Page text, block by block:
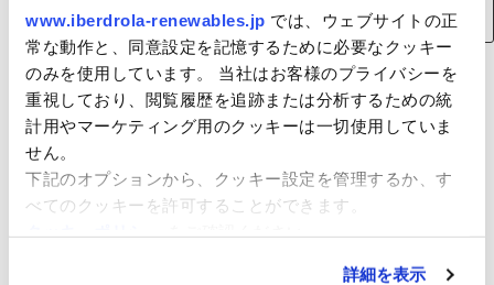
www.iberdrola-renewables.jp では、ウェブサイトの正
常な動作と、同意設定を記憶するために必要なクッキー
のみを使用しています。 当社はお客様のプライバシーを
重視しており、閲覧履歴を追跡または分析するための統
計用やマーケティング用のクッキーは一切使用していま
せん。
下記のオプションから、クッキー設定を管理するか、す
べてのクッキーを許可することができます。
詳細を表示
最近のニュース
（仮称）八峰能代沖洋上風力発電事業 環境影響評価準備書の縦覧
について
秋田県八峰町及び能代市沖における洋上風力発電事業者に選定
スマートエネルギーWeek春展（2023年3月15日（水）～17日